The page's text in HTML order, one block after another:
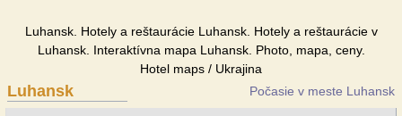
Luhansk. Hotely a reštaurácie Luhansk. Hotely a reštaurácie v
Luhansk. Interaktívna mapa Luhansk. Photo, mapa, ceny.
Hotel maps / Ukrajina
Luhansk Počasie v meste Luhansk